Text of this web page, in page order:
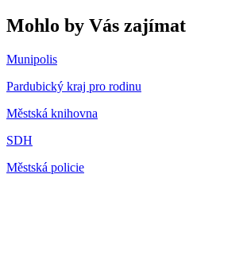
Mohlo by Vás zajímat
Munipolis
Pardubický kraj pro rodinu
Městská knihovna
SDH
Městská policie